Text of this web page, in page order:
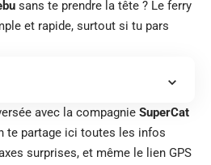
sans te prendre la tête ? Le ferry
et rapide, surtout si tu pars
avec la compagnie SuperCat
te partage ici toutes les infos
surprises, et même le lien GPS